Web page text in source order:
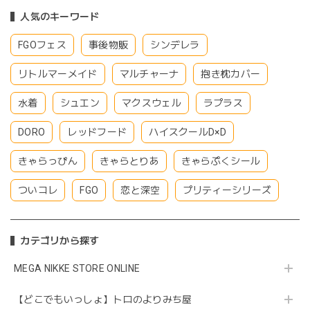
人気のキーワード
FGOフェス 事後物販 シンデレラ
リトルマーメイド マルチャーナ 抱き枕カバー
水着 シュエン マクスウェル ラプラス
DORO レッドフード ハイスクールD×D
きゃらっぴん きゃらとりあ きゃらぷくシール
ついコレ FGO 恋と深空 プリティーシリーズ
カテゴリから探す
MEGA NIKKE STORE ONLINE
【どこでもいっしょ】トロのよりみち屋